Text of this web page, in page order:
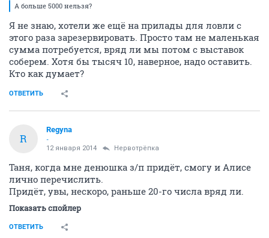
А больше 5000 нельзя?
Я не знаю, хотели же ещё на прилады для ловли с
этого раза зарезервировать. Просто там не маленькая
сумма потребуется, вряд ли мы потом с выставок
соберем. Хотя бы тысяч 10, наверное, надо оставить.
Кто как думает?
ОТВЕТИТЬ
R
Regyna
-
12 января 2014 Нервотрёпка
Таня, когда мне денюшка з/п придёт, смогу и Алисе
лично перечислить.
Придёт, увы, нескоро, раньше 20-го числа вряд ли.
Показать спойлер
ОТВЕТИТЬ